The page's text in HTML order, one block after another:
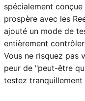
spécialement
prospère avec les
ajouté un mode de
entièrement
Vous ne risquez pas
peur de "peut-être
testez